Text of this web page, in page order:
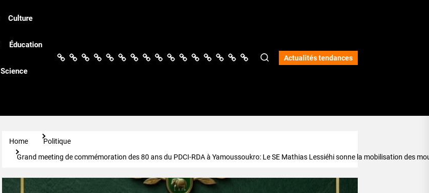
Culture
Éducation
Science
Actualités
Politique
Économie
CultureSociété
SportSantéCinémaÉducation
Football
Technologie
DiversScience
Lifestyle
OpinionsServices Actualités tendances
Home
Politique
Grand meeting de commémoration des 80 ans du PDCI-RDA à Yamoussoukro: Le SE Mathias Lessiéhi sonne la mobilisation des